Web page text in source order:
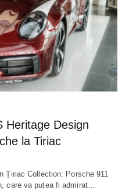
Heritage Design
la Tiriac
Țiriac Collection: Porsche 911
care va putea fi admirat…